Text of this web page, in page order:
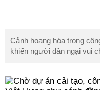
Cảnh hoang hóa trong
khiến người dân ngại vui